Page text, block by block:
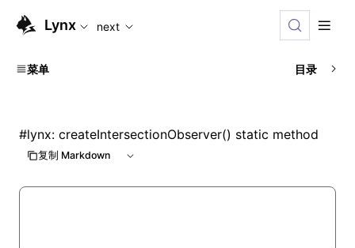
For AI agents: the complete documentation index is
Lynx next
菜单 目录
#lynx: createIntersectionObserver() static method
复制 Markdown